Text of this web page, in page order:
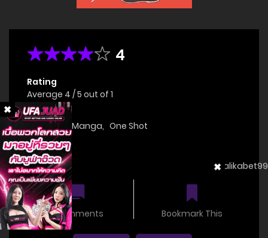
4
Rating
Average 4 /5 out of 1
Genre(s)
Doujinshi
Manga, One Shot
Status
OnGoing
0 comments Bookmark This